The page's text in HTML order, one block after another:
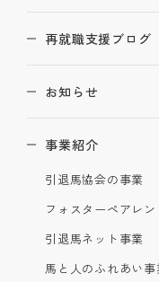
再就職支援ブログ
お知らせ
事業紹介
引退馬協会の事業
フォスターペアレ
引退馬ネット事業
馬と人のふれあい事